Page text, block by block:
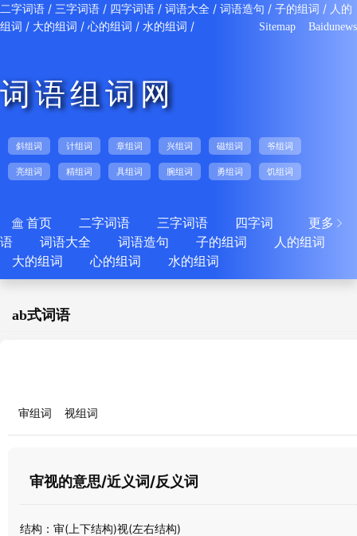
二字词语 / 三字词语 / 四字词语 / 词语大全 / 词语造句 / 子的组词 / 人的
组词 / 大的组词 / 心的组词 / 水的组词 / Sitemap Baidunews
词语组词网
斜组词 计组词 章组词 兴组词 磁组词 爷组词
亮组词 精组词 具组词 腕组词 勇组词 饥组词
更多 
 首页 二字词语 三字词语
四字词
语
词语大全 词语造句 子的组词
人的组词
大的组词
心的组词 水的组词
ab式词语
审组词 视组词
审视的意思/近义词/反义词
结构：审(上下结构)视(左右结构)